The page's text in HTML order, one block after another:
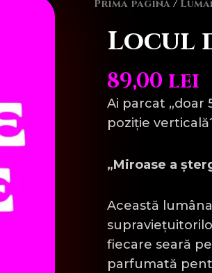
Prima pagină/
Locul
89,00 lei
Ai parcat „doar
poziție
„Miroase a
Această
fiecare seară
parfumată